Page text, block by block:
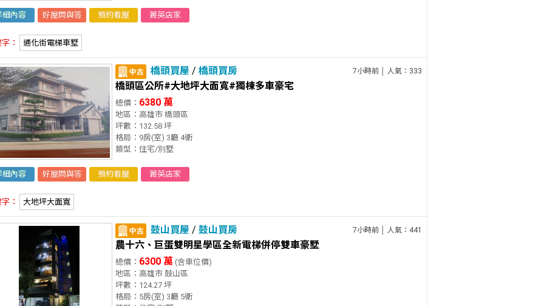
細內容 好屋問與答 預約看屋 菁英店家
： 通化街電梯車墅
橋頭買屋 / 橋頭買房 7小時前 │ 人氣：333
橋頭區公所#大地坪大面寬#獨棟多車豪宅
總價： 6380 萬
地區：高雄市 橋頭區
坪數：132.58 坪
格局：9房(室) 3廳 4衛
類型：住宅/別墅
細內容 好屋問與答 預約看屋 菁英店家
： 大地坪大面寬
鼓山買屋 / 鼓山買房 7小時前 │ 人氣：441
農十六、巨蛋雙明星學區全新電梯併停雙車豪墅
總價： 6300 萬 (含車位價)
地區：高雄市 鼓山區
坪數：124.27 坪
格局：5房(室) 3廳 5衛